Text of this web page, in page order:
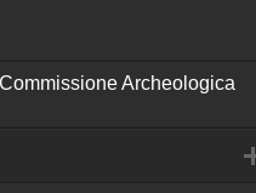
Archeologica